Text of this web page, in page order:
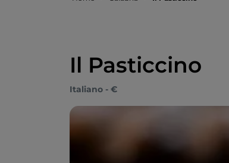
Il Pasticcino
Italiano - €